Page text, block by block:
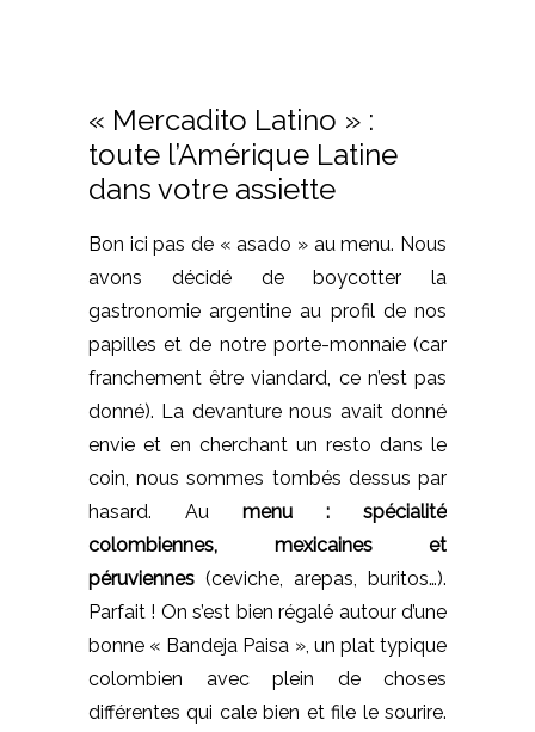
« Mercadito Latino » :
toute l’Amérique Latine
dans votre assiette
Bon ici pas de « asado » au menu. Nous
avons décidé de boycotter la
gastronomie argentine au profil de nos
papilles et de notre porte-monnaie (car
franchement être viandard, ce n’est pas
donné). La devanture nous avait donné
envie et en cherchant un resto dans le
coin, nous sommes tombés dessus par
hasard. Au menu : spécialité
colombiennes, mexicaines et
péruviennes (ceviche, arepas, buritos…).
Parfait ! On s’est bien régalé autour d’une
bonne « Bandeja Paisa », un plat typique
colombien avec plein de choses
différentes qui cale bien et file le sourire.